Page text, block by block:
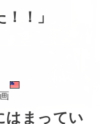
！」
はまってい